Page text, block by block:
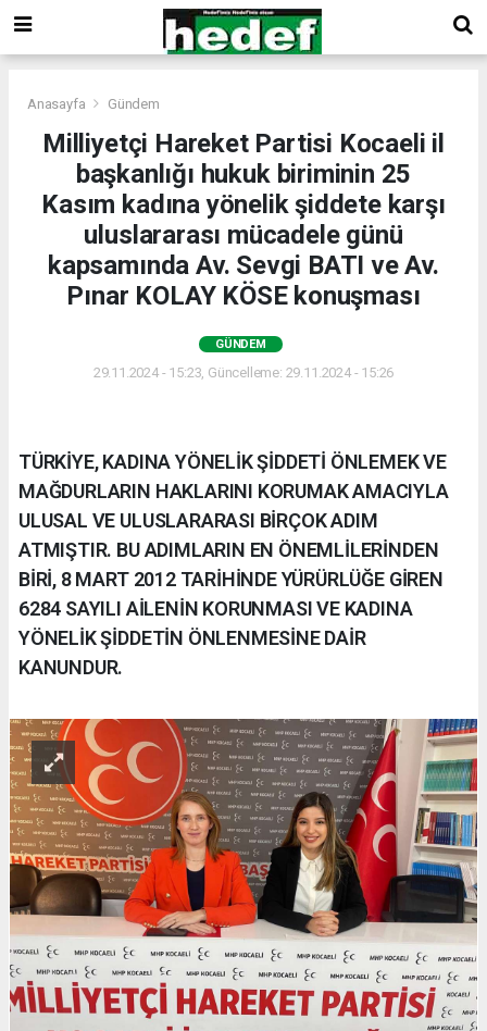
Anasayfa Gündem
Milliyetçi Hareket Partisi Kocaeli il
başkanlığı hukuk biriminin 25
Kasım kadına yönelik şiddete karşı
uluslararası mücadele günü
kapsamında Av. Sevgi BATI ve Av.
Pınar KOLAY KÖSE konuşması
GÜNDEM
29.11.2024 - 15:23, Güncelleme: 29.11.2024 - 15:26
TÜRKİYE, KADINA YÖNELİK ŞİDDETİ ÖNLEMEK VE
MAĞDURLARIN HAKLARINI KORUMAK AMACIYLA
ULUSAL VE ULUSLARARASI BİRÇOK ADIM
ATMIŞTIR. BU ADIMLARIN EN ÖNEMLİLERİNDEN
BİRİ, 8 MART 2012 TARİHİNDE YÜRÜRLÜĞE GİREN
6284 SAYILI AİLENİN KORUNMASI VE KADINA
YÖNELİK ŞİDDETİN ÖNLENMESİNE DAİR
KANUNDUR.